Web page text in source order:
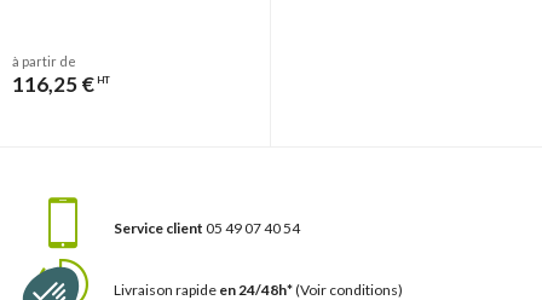
à partir de
116,25 € HT
Service client 05 49 07 40 54
Livraison rapide en 24/48h*(Voir conditions)